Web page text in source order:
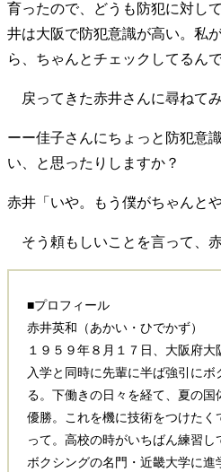
育ったので、どうも防犯に対し
井は大阪で防犯意識が高い。私
ら、ちゃんとチェックしてるんで
戻ってきた赤井さんに尋ねてみ
ーー佳子さんにちょっと防犯意
い、と思ったりしますか？
赤井「いや。もう僕がちゃんと
そう頼もしいことを言って、
■プロフィール
赤井英和（あかい・ひでかず）
１９５９年８月１７日、大阪府
入学と同時に先輩に半ば強引に
る。下働きの日々を経て、夏の国
優勝。これを機に技術をつけたく
って。高校の時がいちばん練習し
ボクシングの名門・近畿大学に進